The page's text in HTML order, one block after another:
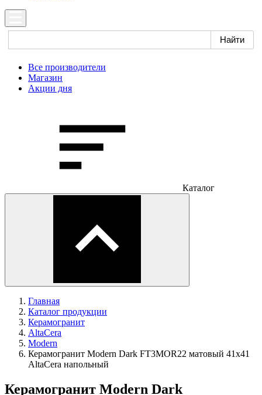
Все производители
Магазин
Акции дня
Каталог
Главная
Каталог продукции
Керамогранит
AltaCera
Modern
Керамогранит Modern Dark FT3MOR22 матовый 41х41
AltaCera напольный
Керамогранит Modern Dark